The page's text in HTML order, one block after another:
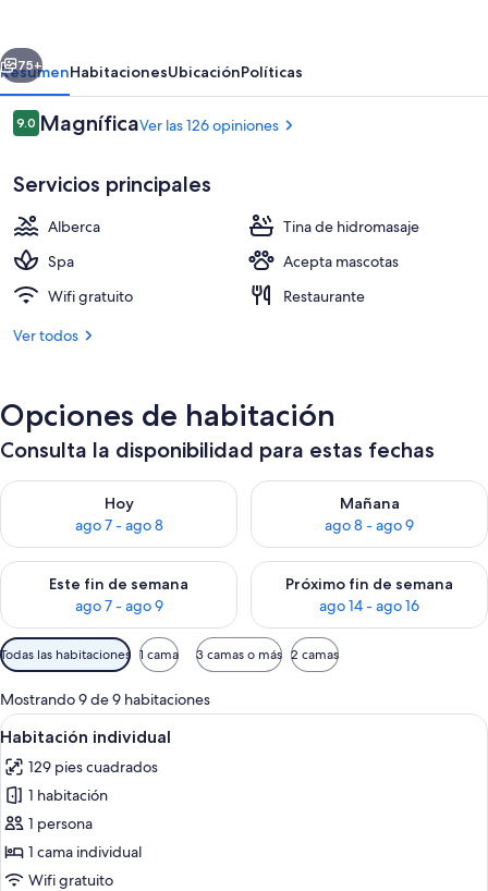
Collection
Recepción
Siguiente
75+
ResumenHabitacionesUbicaciónPolíticas
Opiniones
9.09.0 de 10,
MagníficaVer las 126 opiniones
Servicios principales
Alberca
Tina de hidromasaje
Spa
Acepta mascotas
Wifi gratuito
Restaurante
Ver todos
Opciones de habitación
Consulta la disponibilidad para estas fechas
Hoy
ago 7 - ago 8
Consulta la disponibilidad para hoy ago 7 - ago 8
Mañana
ago 8 - ago 9
Consulta la disponibilidad
Este fin de semana
ago 7 - ago 9
Consulta la disponibilidad para este fin de semana ago 7 -
Próximo fin de semana
ago 14 - ago 16
Consulta la disponibilidad
Filtros
disponibles
para
las
habitaciones
Todas las habitaciones 1 cama 3 camas o más 2 camas
Mostrando 9 de 9 habitaciones
Abrir
todas
las
fotos
de
Habitación
individual
Ropa de cama de alta calidad,
3
Habitación individual
129 pies cuadrados
1 habitación
1 persona
1 cama individual
Wifi gratuito